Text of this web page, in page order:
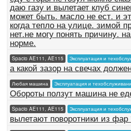
даю газу и вылетает клуб
может быть. масло не ест. и
когда тепло на улице. зимой
нет.не могу понять причину.
норме.
Spacio AE111, AE115 Эксплуатация и
а какой зазор на свечах
Любая машина Эксплуатация и
Обороты ползут машина не
Spacio AE111, AE115 Эксплуатация и
вылетают поворотники из фар